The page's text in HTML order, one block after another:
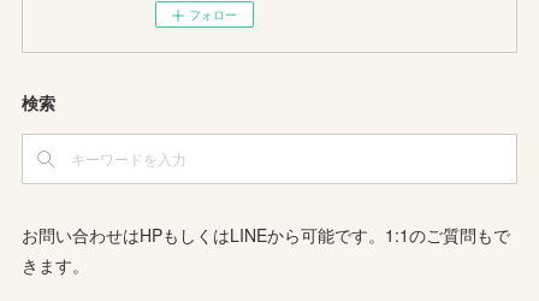
フォロー
検索
お問い合わせはHPもしくはLINEから可能です。1:1のご質問もで
きます。